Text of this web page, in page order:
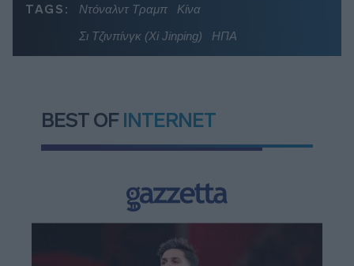
TAGS: Ντόναλντ Τραμπ
Κίνα
Σι Τζινπίνγκ (Xi Jinping)
ΗΠΑ
BEST OF INTERNET